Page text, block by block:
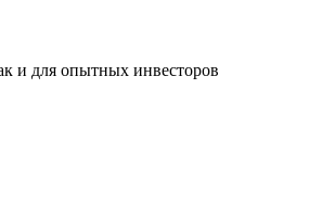
и для опытных инвесторов